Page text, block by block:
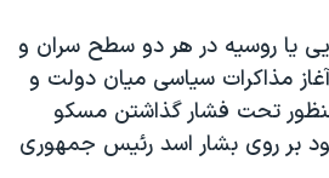
یا روسیه در هر دو سطح سران و
مذاکرات سیاسی میان دولت و
تحت فشار گذاشتن مسکو
بر روی بشار اسد رئیس جمهوری